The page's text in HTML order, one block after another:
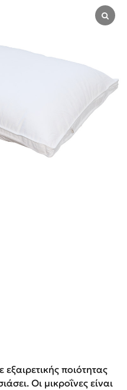
ποιότητας
Οι μικροΐνες είναι